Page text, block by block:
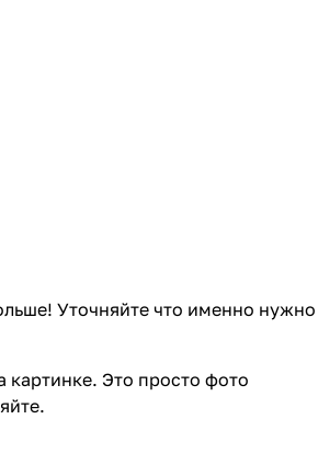
Уточняйте что именно нужно
картинке. Это просто фото